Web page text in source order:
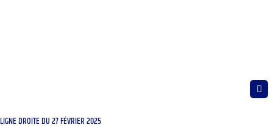
LIGNE DROITE DU 27 FÉVRIER 2025